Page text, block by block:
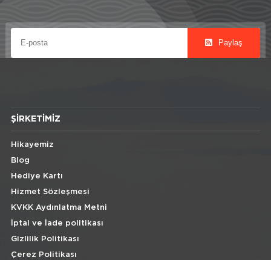
Paylaş
ŞIRKETIMIZ
Hikayemiz
Blog
Hediye Kartı
Hizmet Sözleşmesi
KVKK Aydınlatma Metni
İptal ve İade politikası
Gizlilik Politikası
Çerez Politikası